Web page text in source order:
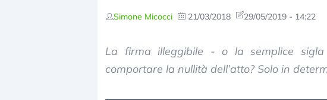
Simone Micocci 21/03/2018 29/05/2019 - 14:22
La firma illeggibile - o la semplice
comportare la nullità dell’atto? Solo in